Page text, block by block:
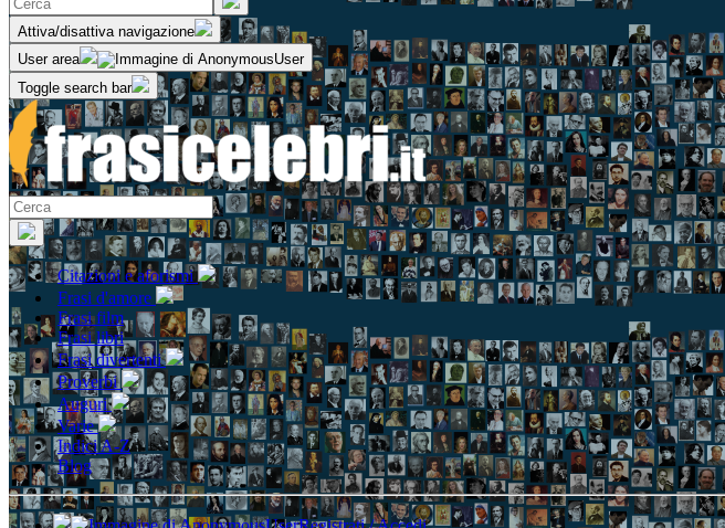
Attiva/disattiva navigazione
User area
Toggle search bar
Citazioni e aforismi
Frasi d'amore
Frasi film
Frasi libri
Frasi divertenti
Proverbi
Auguri
Varie
Indici A-Z
Blog